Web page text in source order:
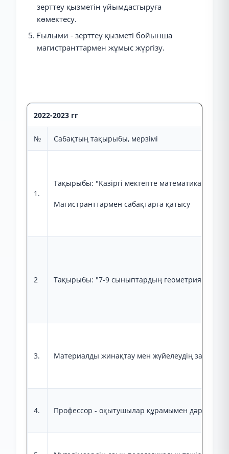
зерттеу қызметін ұйымдастыруға
көмектесу.
Ғылыми - зерттеу қызметі бойынша
магистранттармен жұмыс жүргізу.
2022-2023 гг
№ Сабақтың тақырыбы, мерзімі
1.
Тақырыбы: "Қазіргі мектепте математика пәні
Магистранттармен сабақтарға қатысу
2 Тақырыбы: "7-9 сыныптардың геометрия
3. Материалды жинақтау мен жүйелеудің
4. Профессор - оқытушылар құрамымен дәрістер,